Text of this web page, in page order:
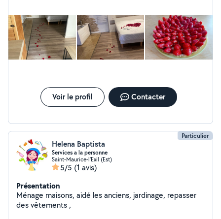
Voir le profil Contacter
Particulier
Helena Baptista
Services a la personne
Saint-Maurice-l'Exil (Est)
5/5 (1 avis)
Présentation
Ménage maisons, aidé les anciens, jardinage, repasser
des vêtements ,